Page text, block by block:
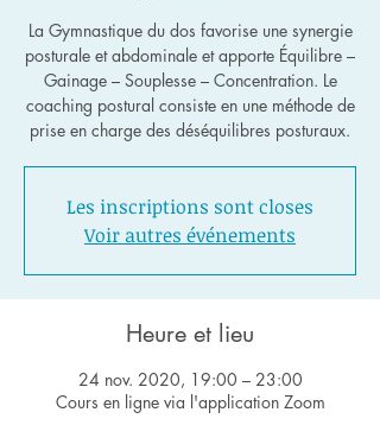
La Gymnastique du dos favorise une synergie
posturale et abdominale et apporte Équilibre –
Gainage – Souplesse – Concentration. Le
coaching postural consiste en une méthode de
Les inscriptions sont closes
Voir autres événements
Heure et lieu
24 nov. 2020, 19:00 – 23:00
Cours en ligne via l'application Zoom